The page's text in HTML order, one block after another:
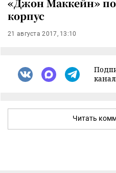
«Джон Маккейн»
корпус
21 августа 2017, 13:10
Читать